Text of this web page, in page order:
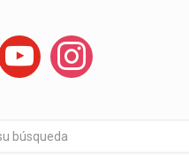
youtube instagram